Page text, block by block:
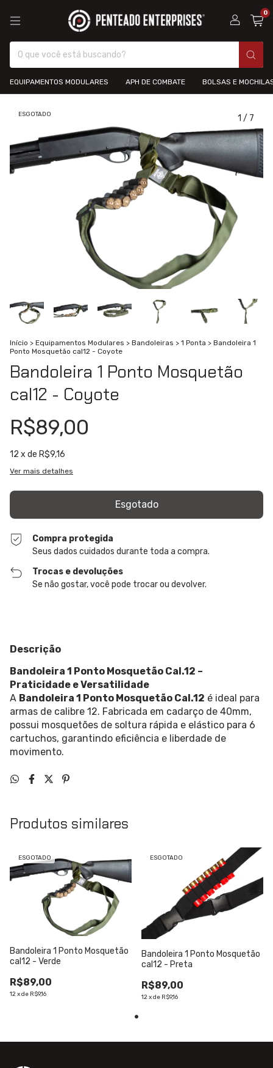
0
EQUIPAMENTOS MODULARES APH DE COMBATE BOLSAS E
ESGOTADO 1 / 7
Início > Equipamentos Modulares > Bandoleiras > 1 Ponta > Bandoleira 1
Ponto Mosquetão cal12 - Coyote
Bandoleira 1 Ponto Mosquetão
cal12 - Coyote
R$89,00
12 x de R$9,16
Ver mais detalhes
Compra protegida
Seus dados cuidados durante toda a compra.
Trocas e devoluções
Se não gostar, você pode trocar ou devolver.
Descrição
Bandoleira 1 Ponto Mosquetão Cal.12 –
Praticidade e Versatilidade
A Bandoleira 1 Ponto Mosquetão Cal.12 é ideal para
armas de calibre 12. Fabricada em cadarço de 40mm,
possui mosquetões de soltura rápida e elástico para 6
cartuchos, garantindo eficiência e liberdade de
movimento.
Produtos similares
ESGOTADO
Bandoleira 1 Ponto Mosquetão
cal12 - Verde
R$89,00
12xde R$9,16
ESGOTADO
Bandoleira 1 Ponto Mosquetão
cal12 - Preta
R$89,00
12xde R$9,16